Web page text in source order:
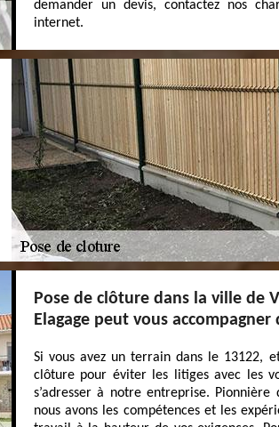
demander un devis, contactez nos
internet.
Pose de clôture dans la ville de
Elagage peut vous
Si vous avez un terrain dans le 13122,
clôture pour éviter les litiges avec les
s’adresser à notre entreprise.
nous avons les compétences et les